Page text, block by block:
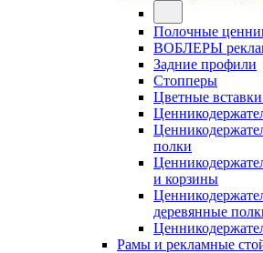
Полочные
ВОБЛЕРЫ
Задние профили
Стопперы
Цветные
полки
и корзины
деревянные
Рамы и рекламные